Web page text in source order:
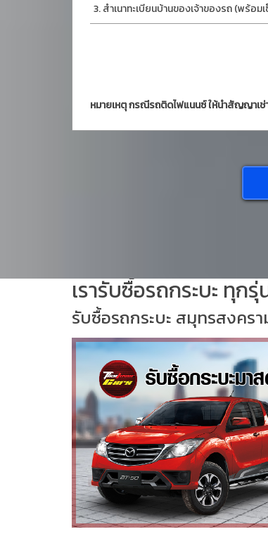
สำเนาทะเบียนบ้านของเจ้าของรถ (พร้อม
หมายเหตุ กรณีรถติดไฟแนนซ์ ให้นำสัญญาเช่
เรารับซื้อรถกระบะ ทุก
รับซื้อรถกระบะ สมุทรสงคร